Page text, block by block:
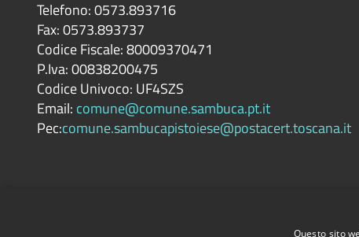
Telefono: 0573.893716
Fax: 0573.893737
Codice Fiscale: 80009370471
P.Iva: 00838200475
Codice Univoco: UF4SZS
Email: comune@comune.sambuca.pt.it
Pec:comune.sambucapistoiese@postacert.toscana.it
Questo sito